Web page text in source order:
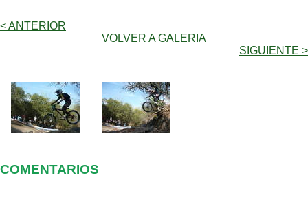
< ANTERIOR
VOLVER A GALERIA
SIGUIENTE >
COMENTARIOS